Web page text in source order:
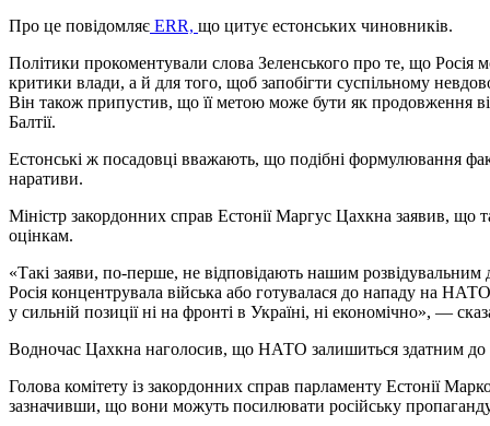
Про це повідомляє ERR, що цитує естонських чиновників.
Політики прокоментували слова Зеленського про те, що
критики влади, а й для того, щоб запобігти суспільному
Він також припустив, що її метою може бути як продовження
Балтії.
Естонські ж посадовці вважають, що подібні формулювання
наративи.
Міністр закордонних справ Естонії Маргус Цахкна заявив, що
оцінкам.
«Такі заяви, по-перше, не відповідають нашим
Росія концентрувала війська або готувалася до нападу на
у сильній позиції ні на фронті в Україні, ні економічно», —
Водночас Цахкна наголосив, що НАТО залишиться здатним до
Голова комітету із закордонних справ парламенту Естонії
зазначивши, що вони можуть посилювати російську